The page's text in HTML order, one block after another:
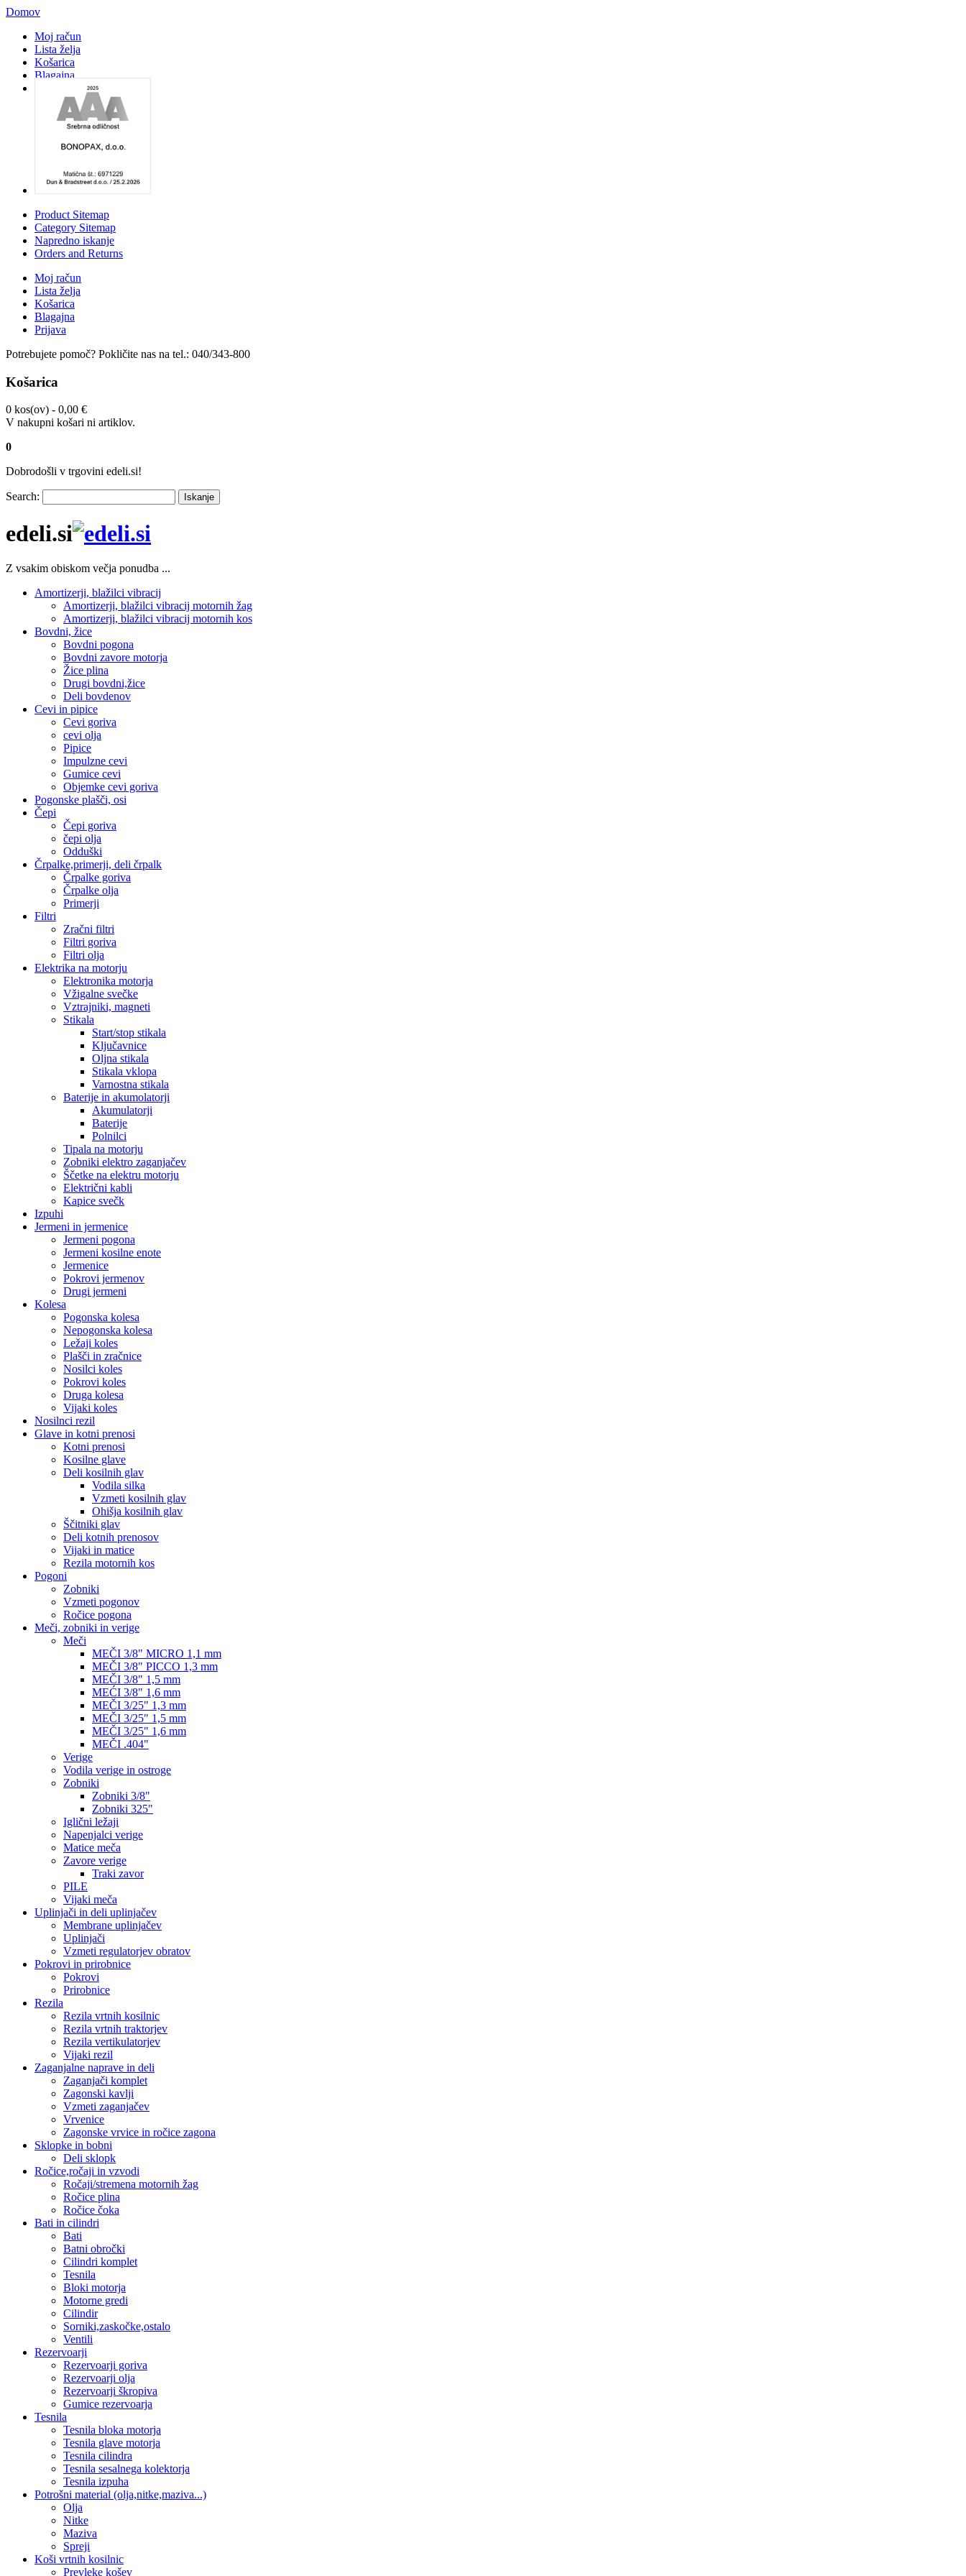
Domov
Moj račun
Lista želja
Košarica
Blagajna
Product Sitemap
Category Sitemap
Napredno iskanje
Orders and Returns
Moj račun
Lista želja
Košarica
Blagajna
Prijava
Potrebujete pomoč? Pokličite nas na tel.: 040/343-800
Košarica
0 kos(ov) - 0,00 €
V nakupni košari ni artiklov.
0
Dobrodošli v trgovini edeli.si!
Search: Iskanje
edeli.si
Z vsakim obiskom večja ponudba ...
Amortizerji, blažilci vibracij
Amortizerji, blažilci vibracij motornih žag
Amortizerji, blažilci vibracij motornih kos
Bovdni, žice
Bovdni pogona
Bovdni zavore motorja
Žice plina
Drugi bovdni,žice
Deli bovdenov
Cevi in pipice
Cevi goriva
cevi olja
Pipice
Impulzne cevi
Gumice cevi
Objemke cevi goriva
Pogonske plašči, osi
Čepi
Čepi goriva
čepi olja
Odduški
Črpalke,primerji, deli črpalk
Črpalke goriva
Črpalke olja
Primerji
Filtri
Zračni filtri
Filtri goriva
Filtri olja
Elektrika na motorju
Elektronika motorja
Vžigalne svečke
Vztrajniki, magneti
Stikala
Start/stop stikala
Ključavnice
Oljna stikala
Stikala vklopa
Varnostna stikala
Baterije in akumolatorji
Akumulatorji
Baterije
Polnilci
Tipala na motorju
Zobniki elektro zaganjačev
Ščetke na elektru motorju
Električni kabli
Kapice svečk
Izpuhi
Jermeni in jermenice
Jermeni pogona
Jermeni kosilne enote
Jermenice
Pokrovi jermenov
Drugi jermeni
Kolesa
Pogonska kolesa
Nepogonska kolesa
Ležaji koles
Plašči in zračnice
Nosilci koles
Pokrovi koles
Druga kolesa
Vijaki koles
Nosilnci rezil
Glave in kotni prenosi
Kotni prenosi
Kosilne glave
Deli kosilnih glav
Vodila silka
Vzmeti kosilnih glav
Ohišja kosilnih glav
Ščitniki glav
Deli kotnih prenosov
Vijaki in matice
Rezila motornih kos
Pogoni
Zobniki
Vzmeti pogonov
Ročice pogona
Meči, zobniki in verige
Meči
MEČI 3/8" MICRO 1,1 mm
MEČI 3/8" PICCO 1,3 mm
MEČI 3/8" 1,5 mm
MEĆI 3/8" 1,6 mm
MEČI 3/25" 1,3 mm
MEČI 3/25" 1,5 mm
MEČI 3/25" 1,6 mm
MEČI .404"
Verige
Vodila verige in ostroge
Zobniki
Zobniki 3/8"
Zobniki 325"
Iglični ležaji
Napenjalci verige
Matice meča
Zavore verige
Traki zavor
PILE
Vijaki meča
Uplinjači in deli uplinjačev
Membrane uplinjačev
Uplinjači
Vzmeti regulatorjev obratov
Pokrovi in prirobnice
Pokrovi
Prirobnice
Rezila
Rezila vrtnih kosilnic
Rezila vrtnih traktorjev
Rezila vertikulatorjev
Vijaki rezil
Zaganjalne naprave in deli
Zaganjači komplet
Zagonski kavlji
Vzmeti zaganjačev
Vrvenice
Zagonske vrvice in ročice zagona
Sklopke in bobni
Deli sklopk
Ročice,ročaji in vzvodi
Ročaji/stremena motornih žag
Ročice plina
Ročice čoka
Bati in cilindri
Bati
Batni obročki
Cilindri komplet
Tesnila
Bloki motorja
Motorne gredi
Cilindir
Sorniki,zaskočke,ostalo
Ventili
Rezervoarji
Rezervoarji goriva
Rezervoarji olja
Rezervoarji škropiva
Gumice rezervoarja
Tesnila
Tesnila bloka motorja
Tesnila glave motorja
Tesnila cilindra
Tesnila sesalnega kolektorja
Tesnila izpuha
Potrošni material (olja,nitke,maziva...)
Olja
Nitke
Maziva
Spreji
Koši vrtnih kosilnic
Prevleke košev